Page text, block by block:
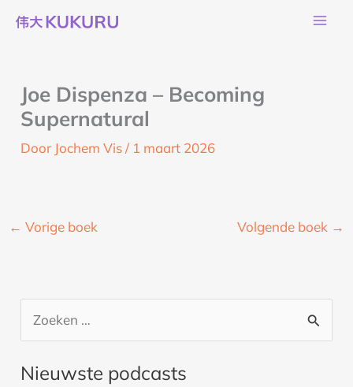
naar
Joe Dispenza – Becoming
Supernatural
Door Jochem Vis/ 1 maart 2026
← Vorige boek Volgende boek →
e
Nieuwste podcasts